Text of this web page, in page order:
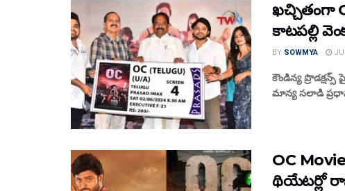
ఖచ్చితంగా
కాటపల్లి
BY SOWMYA
కౌండిన్య
మాన్య సలాడి ప్రధాన
OC
థియేటర్లో